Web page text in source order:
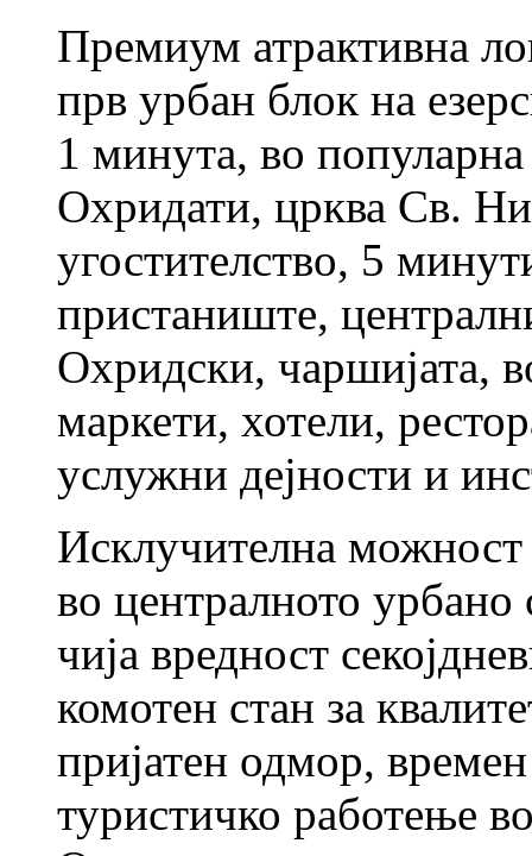
Премиум атрактивна
прв урбан блок на
1 минута, во популарна
Охридати, црква Св.
угостителство, 5
пристаниште,
Охридски, чаршијата,
маркети, хотели,
услужни дејности и
Исклучителна можност
во централното
чија вредност
комотен стан за
пријатен одмор,
туристичко работење